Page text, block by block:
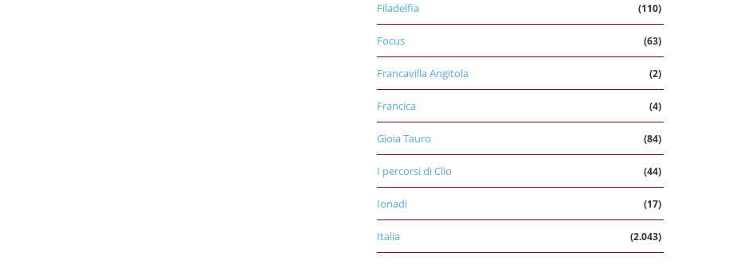
Filadelfia (110)
Focus (63)
Francavilla Angitola (2)
Francica (4)
Gioia Tauro (84)
I percorsi di Clio (44)
Ionadi (17)
Italia (2.043)